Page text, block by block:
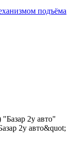
подъёма
2у авто"